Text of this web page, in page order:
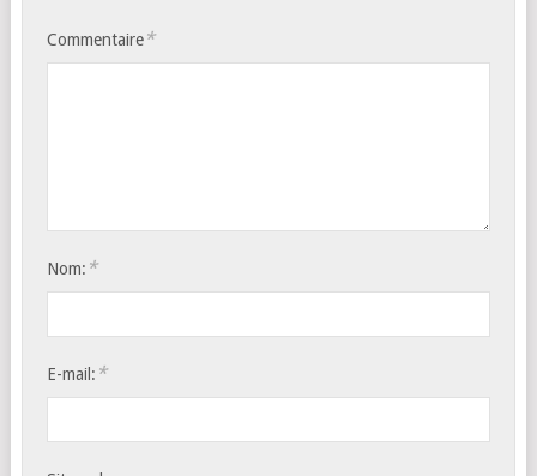
Commentaire*
Nom: *
E-mail: *